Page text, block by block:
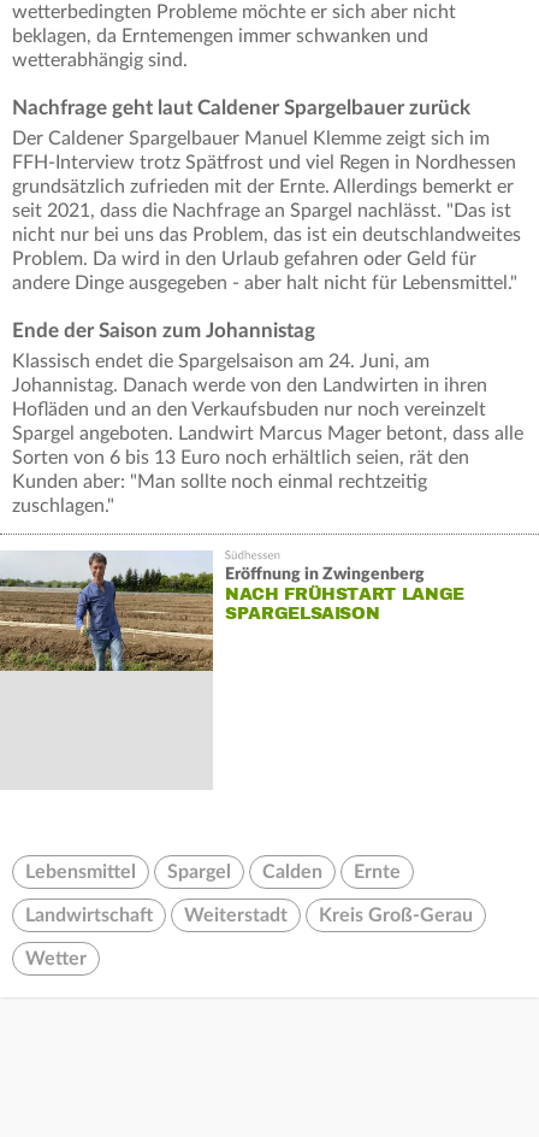
wetterbedingten Probleme möchte er sich aber nicht
beklagen, da Erntemengen immer schwanken und
wetterabhängig sind.
Nachfrage geht laut Caldener Spargelbauer zurück
Der Caldener Spargelbauer Manuel Klemme zeigt sich im
FFH-Interview trotz Spätfrost und viel Regen in Nordhessen
grundsätzlich zufrieden mit der Ernte. Allerdings bemerkt er
seit 2021, dass die Nachfrage an Spargel nachlässt. "Das ist
nicht nur bei uns das Problem, das ist ein deutschlandweites
Problem. Da wird in den Urlaub gefahren oder Geld für
andere Dinge ausgegeben - aber halt nicht für Lebensmittel."
Ende der Saison zum Johannistag
Klassisch endet die Spargelsaison am 24. Juni, am
Johannistag. Danach werde von den Landwirten in ihren
Hofläden und an den Verkaufsbuden nur noch vereinzelt
Spargel angeboten. Landwirt Marcus Mager betont, dass alle
Sorten von 6 bis 13 Euro noch erhältlich seien, rät den
Kunden aber: "Man sollte noch einmal rechtzeitig
zuschlagen."
Eröffnung in Zwingenberg
NACH FRÜHSTART LANGE
SPARGELSAISON
Lebensmittel Spargel Calden Ernte
Landwirtschaft Weiterstadt Kreis Groß-Gerau
Wetter